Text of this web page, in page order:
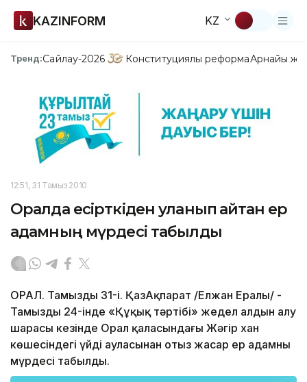
KAZINFORM KZ
Тренд:Сайлау-2026 Конституциялық реформаАрнайы
12:51, 31 Тамыз 2010
Оралда есірткіден уланып қайтқан ер
адамның мүрдесі табылды
ОРАЛ. Тамыздың 31-і. ҚазАқпарат /Елжан Ералы/ -
Тамыздың 24-інде «Құқық тәртібі» жедел алдын алу
шарасы кезінде Орал қаласындағы Жәңгір хан
көшесіндегі үйдің ауласынан отыз жасар ер адамның
мүрдесі табылды.